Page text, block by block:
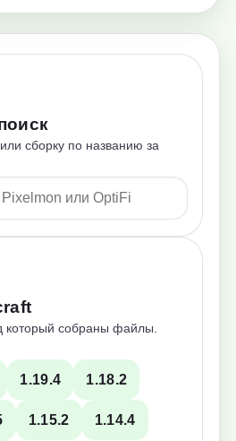
сборку по названию за
который собраны файлы.
1.19.4 1.18.2
1.15.2 1.14.4